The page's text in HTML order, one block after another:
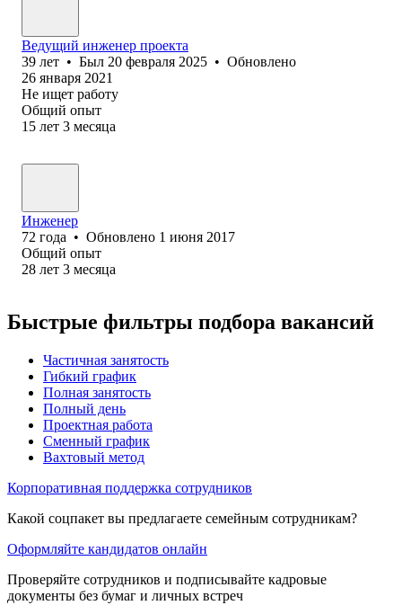
Ведущий инженер проекта
39 лет • Был 20 февраля 2025 • Обновлено
26 января 2021
Не ищет работу
Общий опыт
15 лет 3 месяца
Инженер
72 года • Обновлено 1 июня 2017
Общий опыт
28 лет 3 месяца
Быстрые фильтры подбора вакансий
Частичная занятость
Гибкий график
Полная занятость
Полный день
Проектная работа
Сменный график
Вахтовый метод
Корпоративная поддержка сотрудников
Какой соцпакет вы предлагаете семейным сотрудникам?
Оформляйте кандидатов онлайн
Проверяйте сотрудников и подписывайте кадровые
документы без бумаг и личных встреч